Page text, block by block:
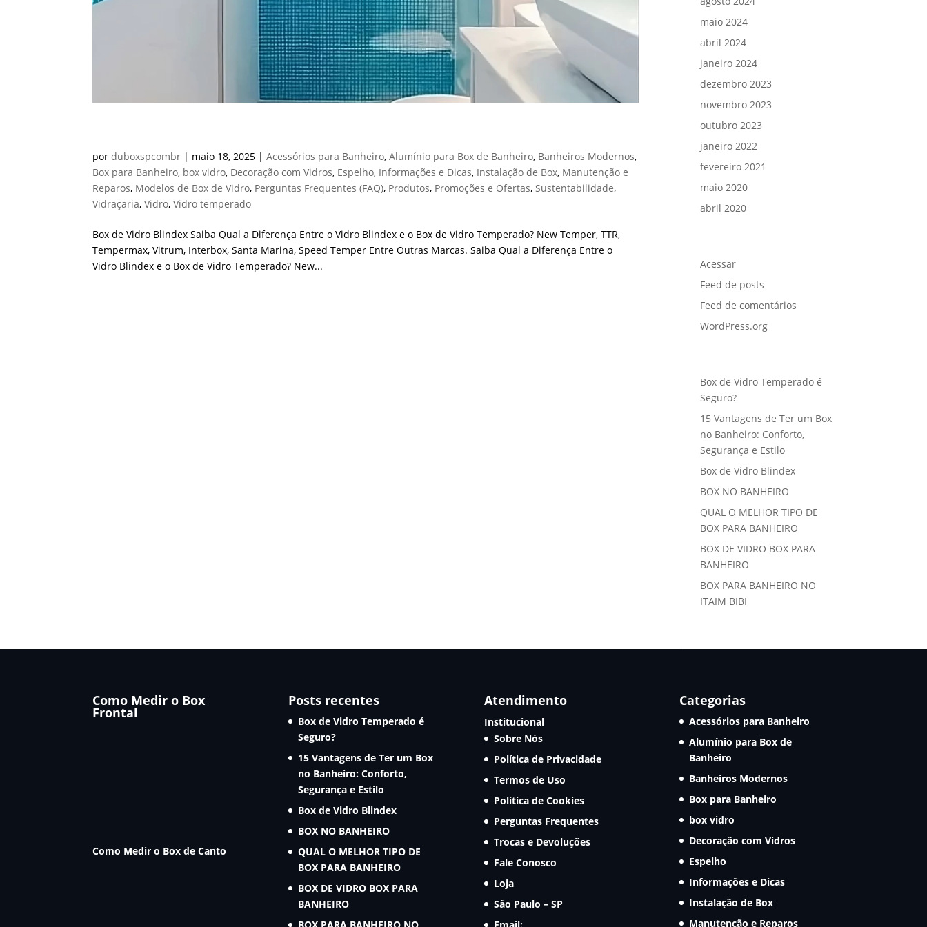
porduboxspcombr | maio 18, 2025 |Acessórios para Banheiro,Alumínio para Box de Banheiro, Banheiros Modernos,
Box para Banheiro, box vidro, Decoração com Vidros, Espelho, Informações e Dicas, Instalação de Box, Manutenção e
Reparos, Modelos de Box de Vidro, Perguntas Frequentes (FAQ), Produtos, Promoções e Ofertas, Sustentabilidade,
Vidraçaria,Vidro,Vidro temperado
Box de Vidro Blindex Saiba Qual a Diferença Entre o Vidro Blindex e o Box de Vidro Temperado? New Temper, TTR,
Tempermax, Vitrum, Interbox, Santa Marina, Speed Temper Entre Outras Marcas. Saiba Qual a Diferença Entre o
Vidro Blindex e o Box de Vidro Temperado? New...
maio 2024
abril 2024
janeiro 2024
dezembro 2023
novembro 2023
outubro 2023
janeiro 2022
fevereiro 2021
maio 2020
abril 2020
Acessar
Feed de posts
Feed de comentários
WordPress.org
Box de Vidro Temperado é
Seguro?
15 Vantagens de Ter um Box
no Banheiro: Conforto,
Segurança e Estilo
Box de Vidro Blindex
BOX NO BANHEIRO
QUAL O MELHOR TIPO DE
BOX PARA BANHEIRO
BOX DE VIDRO BOX PARA
BANHEIRO
BOX PARA BANHEIRO NO
ITAIM BIBI
Como Medir o Box
Frontal
Como Medir o Box de Canto
Posts recentes
Box de Vidro Temperado é
Seguro?
15 Vantagens de Ter um Box
no Banheiro: Conforto,
Segurança e Estilo
Box de Vidro Blindex
BOX NO BANHEIRO
QUAL O MELHOR TIPO DE
BOX PARA BANHEIRO
BOX DE VIDRO BOX PARA
BANHEIRO
BOX PARA BANHEIRO NO
Atendimento
Institucional
Sobre Nós
Política de Privacidade
Termos de Uso
Política de Cookies
Perguntas Frequentes
Trocas e Devoluções
Fale Conosco
Loja
São Paulo – SP
Email:
Categorias
Acessórios para Banheiro
Alumínio para Box de
Banheiro
Banheiros Modernos
Box para Banheiro
box vidro
Decoração com Vidros
Espelho
Informações e Dicas
Instalação de Box
Manutenção e Reparos